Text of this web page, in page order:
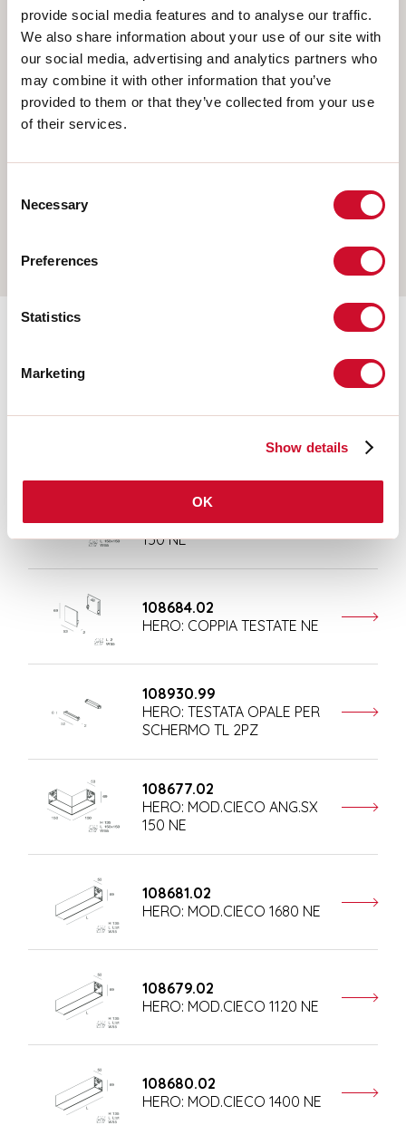
provide social media features and to analyse our traffic.
We also share information about your use of our site with
our social media, advertising and analytics partners who
may combine it with other information that you’ve
provided to them or that they’ve collected from your use
of their services.
Selection
Necessary
Preferences
Statistics
Marketing
Show details
OK
TIPO INSTALLAZIONE
PLAFONE
PARETE
108676.02
108678.02
HERO: MOD.CIECO ANG.DX
150 NE
108684.02
HERO: COPPIA TESTATE NE
108930.99
HERO: TESTATA OPALE PER
SCHERMO TL 2PZ
108677.02
HERO: MOD.CIECO ANG.SX
150 NE
108681.02
HERO: MOD.CIECO 1680 NE
108679.02
HERO: MOD.CIECO 1120 NE
108680.02
HERO: MOD.CIECO 1400 NE